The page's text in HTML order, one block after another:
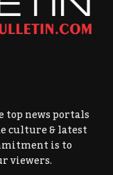
news portals
culture & latest
is to
viewers.